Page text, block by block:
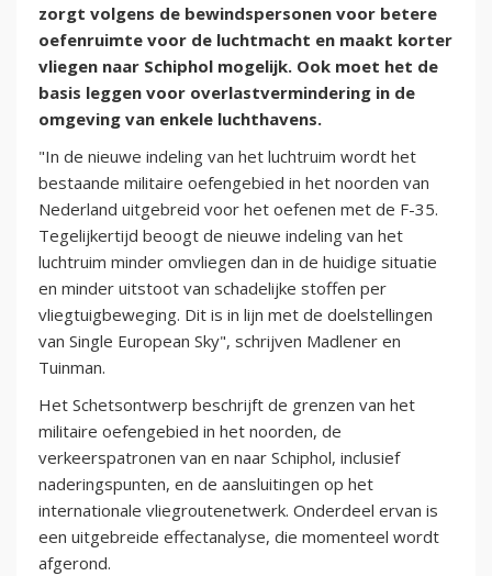
zorgt volgens de bewindspersonen voor betere
oefenruimte voor de luchtmacht en maakt korter
vliegen naar Schiphol mogelijk. Ook moet het de
basis leggen voor overlastvermindering in de
omgeving van enkele luchthavens.
"In de nieuwe indeling van het luchtruim wordt het
bestaande militaire oefengebied in het noorden van
Nederland uitgebreid voor het oefenen met de F-35.
Tegelijkertijd beoogt de nieuwe indeling van het
luchtruim minder omvliegen dan in de huidige situatie
en minder uitstoot van schadelijke stoffen per
vliegtuigbeweging. Dit is in lijn met de doelstellingen
van Single European Sky", schrijven Madlener en
Tuinman.
Het Schetsontwerp beschrijft de grenzen van het
militaire oefengebied in het noorden, de
verkeerspatronen van en naar Schiphol, inclusief
naderingspunten, en de aansluitingen op het
internationale vliegroutenetwerk. Onderdeel ervan is
een uitgebreide effectanalyse, die momenteel wordt
afgerond.